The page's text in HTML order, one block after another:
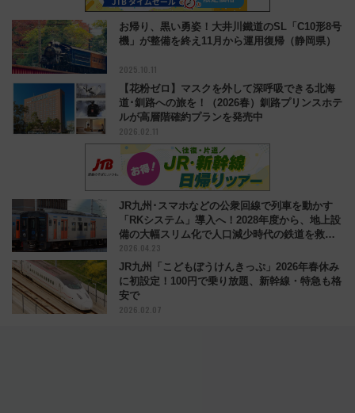
お帰り、黒い勇姿！大井川鐵道のSL「C10形8号
機」が整備を終え11月から運用復帰（静岡県）
2025.10.11
【花粉ゼロ】マスクを外して深呼吸できる北海
道･釧路への旅を！（2026春）釧路プリンスホテ
ルが高層階確約プランを発売中
2026.02.11
JR九州･スマホなどの公衆回線で列車を動かす
「RKシステム」導入へ！2028年度から、地上設
備の大幅スリム化で人口減少時代の鉄道を救う
新技術
2026.04.23
JR九州「こどもぼうけんきっぷ」2026年春休み
に初設定！100円で乗り放題、新幹線・特急も格
安で
2026.02.07